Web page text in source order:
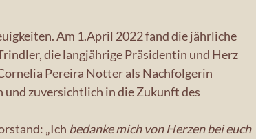
Am 1.April 2022 fand die jährliche
die langjährige Präsidentin und Herz
Pereira Notter als Nachfolgerin
zuversichtlich in die Zukunft des
„Ich bedanke mich von Herzen bei euch